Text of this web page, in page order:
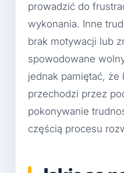
prowadzić do
wykonania. Inne
brak motywacji lub
spowodowane
jednak pamiętać, że
przechodzi przez
pokonywanie
częścią procesu